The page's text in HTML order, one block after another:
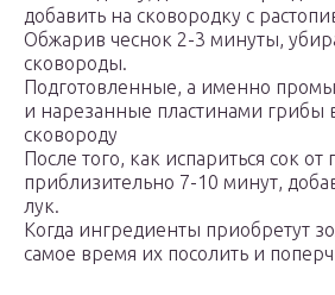
добавить на сковородку с
Обжарив чеснок 2-3 минуты,
сковороды.
Подготовленные, а именно
и нарезанные пластинами грибы
сковороду
После того, как испариться сок от
приблизительно 7-10 минут,
лук.
Когда ингредиенты приобретут
самое время их посолить и